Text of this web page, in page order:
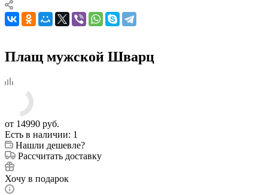
Плащ мужской Шварц
от 14990 руб.
Есть в наличии: 1
Нашли дешевле?
Рассчитать доставку
Хочу в подарок